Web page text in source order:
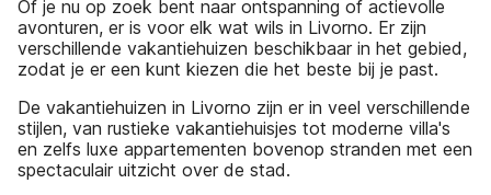
Of je nu op zoek bent naar ontspanning of actievolle
avonturen, er is voor elk wat wils in Livorno. Er zijn
verschillende vakantiehuizen beschikbaar in het gebied,
zodat je er een kunt kiezen die het beste bij je past.
De vakantiehuizen in Livorno zijn er in veel verschillende
stijlen, van rustieke vakantiehuisjes tot moderne villa's
en zelfs luxe appartementen bovenop stranden met een
spectaculair uitzicht over de stad.